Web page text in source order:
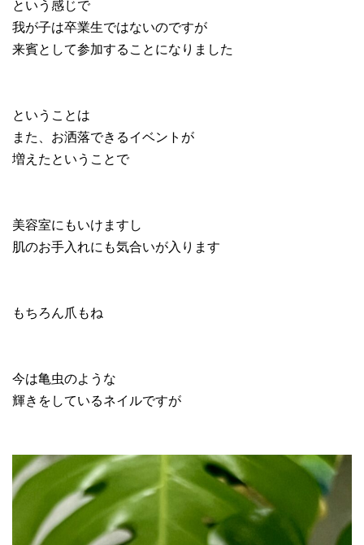
という感じで
我が子は卒業生ではないのですが
来賓として参加することになりました
ということは
また、お洒落できるイベントが
増えたということで
美容室にもいけますし
肌のお手入れにも気合いが入ります
もちろん爪もね
今は亀虫のような
輝きをしているネイルですが